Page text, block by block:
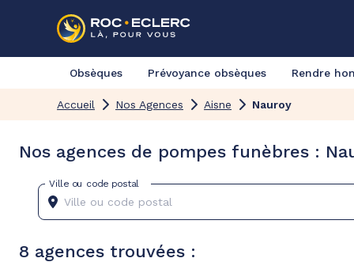
Obsèques Prévoyance obsèques Rendre
Accueil Nos Agences Aisne Nauroy
Nos agences de pompes funèbres :
Ville ou code postal
8 agences trouvées :